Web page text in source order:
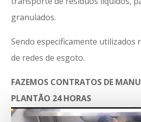
granulados.
Sendo especificamente utilizados
de redes de esgoto.
FAZEMOS CONTRATOS DE
PLANTÃO 24 HORAS